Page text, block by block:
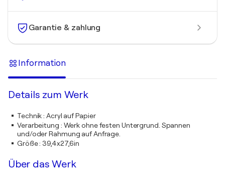
Garantie & zahlung
Information
Details zum Werk
Technik:Acryl auf Papier
Verarbeitung : Werk ohne festen Untergrund. Spannen
und/oder Rahmung auf Anfrage.
Größe: 39,4x27,6in
Über das Werk